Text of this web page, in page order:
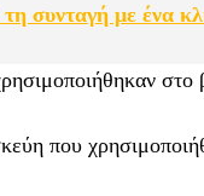
τη συνταγή με ένα
στο
που